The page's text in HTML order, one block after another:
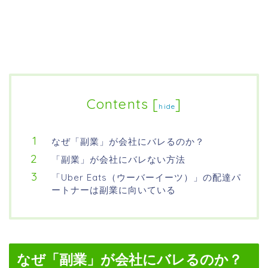
Contents [hide]
なぜ「副業」が会社にバレるのか？
「副業」が会社にバレない方法
「Uber Eats（ウーバーイーツ）」の配達パ
ートナーは副業に向いている
なぜ「副業」が会社にバレるのか？